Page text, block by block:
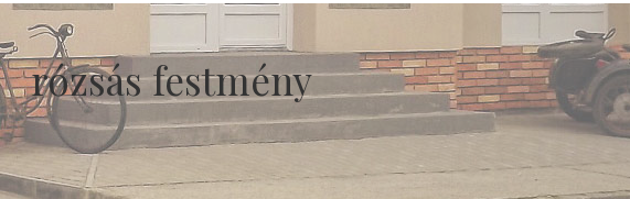
rózsás festmény